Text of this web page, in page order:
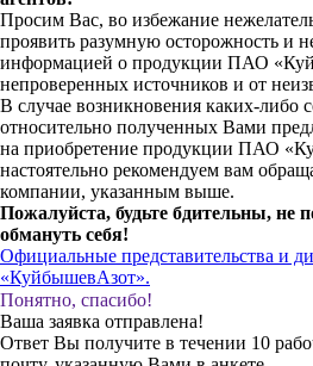
Просим Вас, во избежание
проявить разумную осторожность и
информацией о продукции ПАО
непроверенных источников и от
В случае возникновения каких-либо
относительно полученных Вами
на приобретение продукции ПАО
настоятельно рекомендуем вам
компании, указанным выше.
Пожалуйста, будьте бдительны, не
обмануть себя!
Официальные представительства и
«КуйбышевАзот».
Понятно, спасибо!
Ваша заявка отправлена!
Ответ Вы получите в течении 10